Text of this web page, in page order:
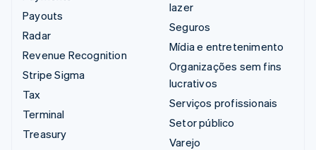
Payouts
Radar
Revenue Recognition
Stripe Sigma
Tax
Terminal
Treasury
lazer
Seguros
Mídia e entretenimento
Organizações sem fins
lucrativos
Serviços profissionais
Setor público
Varejo